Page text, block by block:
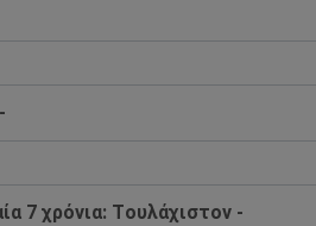
7 χρόνια: Tουλάχιστον -